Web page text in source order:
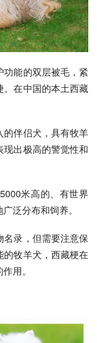
能的双层被毛，紧
。在中国的本土西藏
的伴侣犬，具有牧羊
出极高的警觉性和
米高的、有世界
泛分布和饲养。
名录，但需要注意保
牧羊犬，西藏梗在
用。